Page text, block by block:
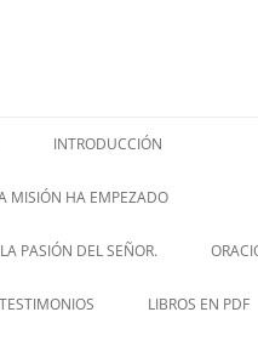
INTRODUCCIÓN
MISIÓN HA EMPEZADO
– ENGLISH –
PASIÓN DEL SEÑOR.
VIA
TESTIMONIOS LIBROS EN PDF